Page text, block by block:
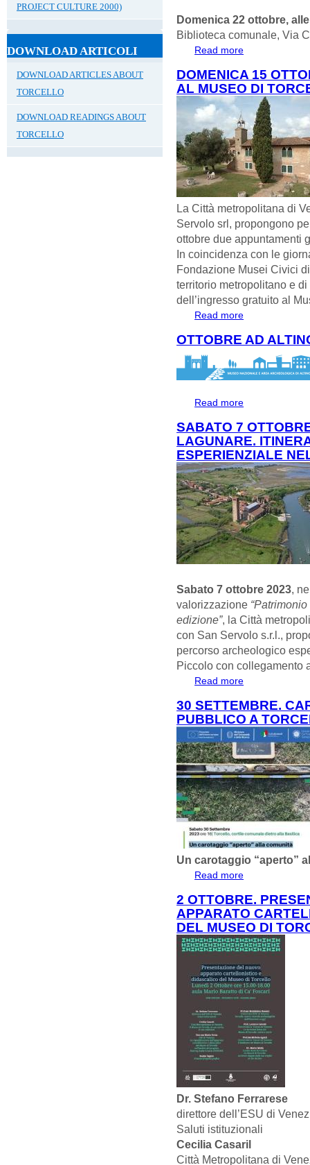
PROJECT CULTURE 2000)
DOWNLOAD ARTICOLI
DOWNLOAD ARTICLES ABOUT
TORCELLO
DOWNLOAD READINGS ABOUT
TORCELLO
Domenica 22 ottobre,
Biblioteca comunale, Via
Read more
DOMENICA 15
AL MUSEO DI
La Città metropolitana di
Servolo srl, propongono
ottobre due appuntamenti
In coincidenza con le
Fondazione Musei Civici
territorio metropolitano e
dell’ingresso gratuito al
Read more
OTTOBRE AD
Read more
SABATO 7
LAGUNARE.
ESPERIENZIALE
Sabato 7 ottobre 2023,
valorizzazione
edizione”, la Città
con San Servolo s.r.l.,
percorso archeologico
Piccolo con collegamento
Read more
30 SETTEMBRE.
PUBBLICO A
Un carotaggio “aperto”
Read more
2 OTTOBRE.
APPARATO
DEL MUSEO DI
Dr. Stefano Ferrarese
direttore dell’ESU di
Saluti istituzionali
Cecilia Casaril
Città Metropolitana di